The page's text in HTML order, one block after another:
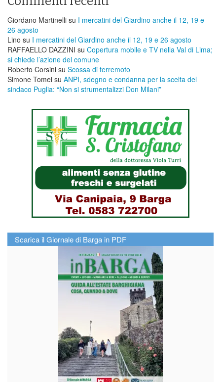
Giordano Martinelli su I mercatini del Giardino anche il 12, 19 e
26 agosto
Lino su I mercatini del Giardino anche il 12, 19 e 26 agosto
RAFFAELLO DAZZINI su ​Copertura mobile e TV nella Val di Lima;
si chiede l’azione del comune
Roberto Corsini su Scossa di terremoto
Simone Tomei su ANPI, sdegno e condanna per la scelta del
sindaco Puglia: “Non si strumentalizzi Don Milani”
Scarica il Giornale di Barga in PDF